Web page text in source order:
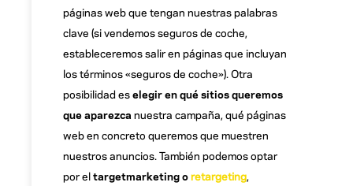
páginas web que tengan nuestras palabras
clave (si vendemos seguros de coche,
estableceremos salir en páginas que incluyan
los términos «seguros de coche»). Otra
posibilidad eselegir en qué sitios queremos
que aparezca nuestra campaña, qué páginas
web en concreto queremos que muestren
nuestros anuncios. También podemos optar
por eltargetmarketing oretargeting,